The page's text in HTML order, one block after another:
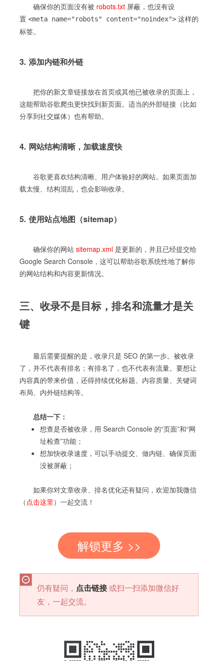
确保你的页面没有被 robots.txt 屏蔽，也没有设
置 <meta name="robots" content="noindex"> 这样的
标签。
3. 添加内链和外链
把你的新文章链接放在首页或其他已被收录的页面上，
这能帮助谷歌爬虫更快找到新页面。适当的外部链接（比如
分享到社交媒体）也有帮助。
4. 网站结构清晰，加载速度快
谷歌更喜欢结构清晰、用户体验好的网站。如果页面加
载太慢、结构混乱，也会影响收录。
5. 使用站点地图（sitemap）
确保你的网站 sitemap.xml 是更新的，并且已经提交给
Google Search Console，这可以帮助谷歌系统性地了解你
的网站结构和内容更新情况。
三、收录不是目标，排名和流量才是关
键
最后需要提醒的是，收录只是 SEO 的第一步。被收录
了，并不代表有排名；有排名了，也不代表有流量。要想让
内容真的带来价值，还得持续优化标题、内容质量、关键词
布局、内外链结构等。
总结一下：
想查是否被收录，用 Search Console 的“页面”和“网
址检查”功能；
想加快收录速度，可以手动提交、做内链、确保页面
没被屏蔽；
如果你对文章收录、排名优化还有疑问，欢迎加我微信
（ 点击这里 ）一起交流！
解锁更多 >>
仍有疑问， 点击链接或扫一扫添加微信好
友，一起交流。